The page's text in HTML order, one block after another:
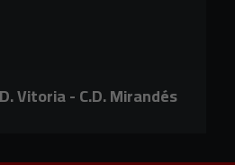
Vitoria - C.D. Mirandés